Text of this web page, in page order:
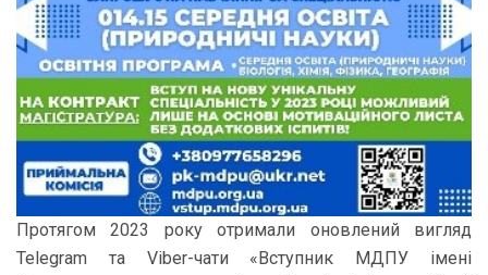
Протягом 2023 року отримали оновлений вигляд
Telegram та Viber-чати «Вступник МДПУ імені